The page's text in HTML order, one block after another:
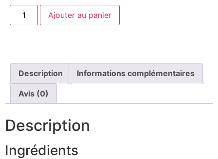
Ajouter au panier
Description Informations complémentaires
Avis (0)
Description
Ingrédients